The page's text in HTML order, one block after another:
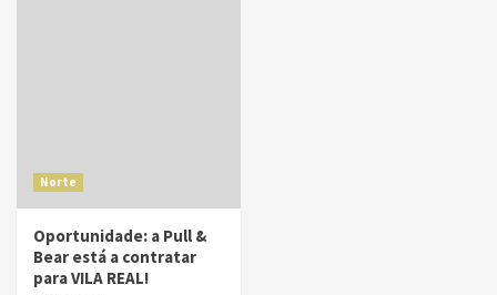
Norte
Oportunidade: a Pull &
Bear está a contratar
para VILA REAL!